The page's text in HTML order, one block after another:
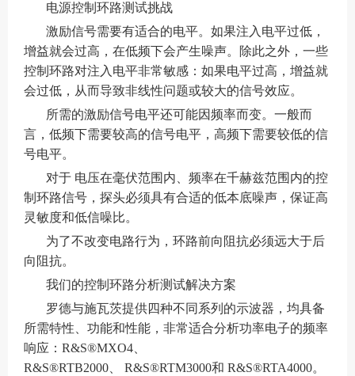
电源控制环路测试挑战
激励信号需要有适合的电平。如果注入电平过低，
增益就会过高，在低频下会产生噪声。除此之外，一些
控制环路对注入电平非常敏感：如果电平过高，增益就
会过低，从而导致非线性问题或较大的信号效应。
所需的激励信号电平还可能因频率而变。一般而
言，低频下需要较高的信号电平，高频下需要较低的信
号电平。
对于 电压在毫伏范围内、频率在千赫兹范围内的控
制环路信号，探头必须具有合适的低本底噪声，保证高
灵敏度和低信噪比。
为了不改变电路行为，环路前向阻抗必须远大于后
向阻抗。
我们的控制环路分析测试解决方案
罗德与施瓦茨提供四种不同系列的示波器，均具备
所需特性、功能和性能，非常适合分析功率电子的频率
响应： R&S®MXO4
R&S®RTB2000
R&S®RTM3000和 R&S®RTA4000。